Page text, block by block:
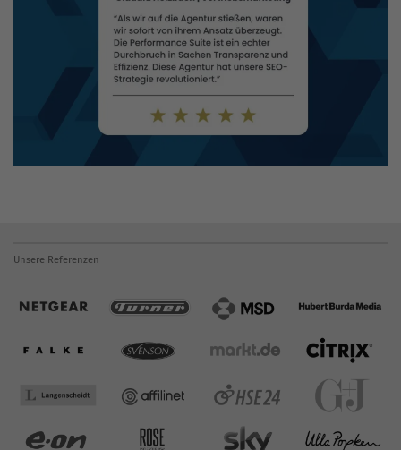
Unsere Referenzen